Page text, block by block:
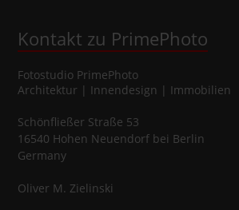
Kontakt zu PrimePhoto
Fotostudio PrimePhoto
Architektur | Innendesign | Immobilien
Schönfließer Straße 53
16540 Hohen Neuendorfbei Berlin
Germany
Oliver M. Zielinski